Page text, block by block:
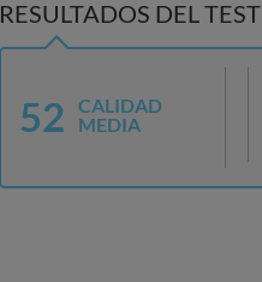
RESULTADOS DEL TEST
52
CALIDAD
MEDIA